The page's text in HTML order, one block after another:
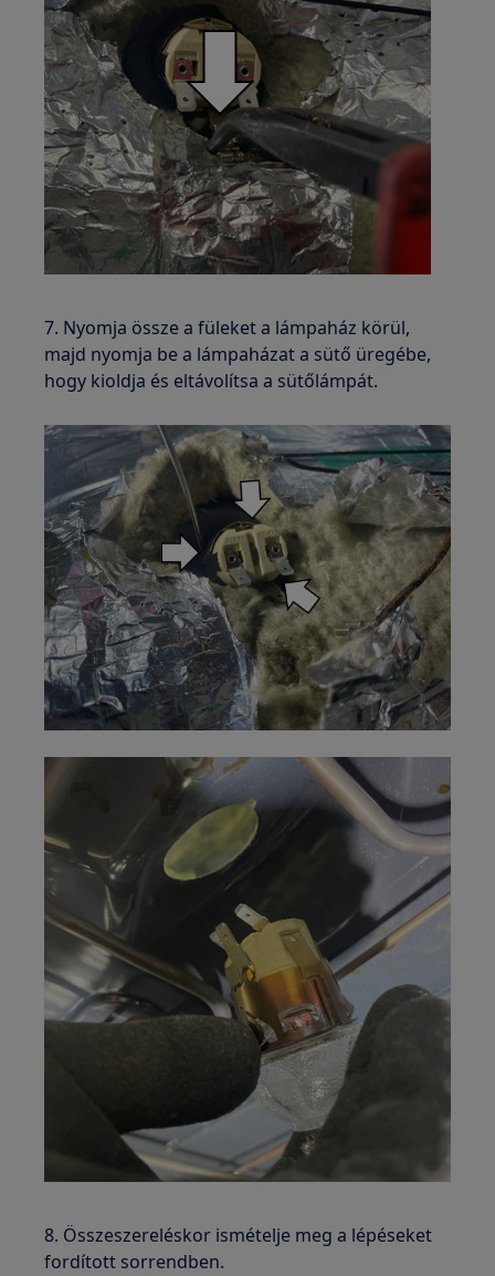
7. Nyomja össze a füleket a lámpaház körül,
majd nyomja be a lámpaházat a sütő üregébe,
hogy kioldja és eltávolítsa a sütőlámpát.
8. Összeszereléskor ismételje meg a lépéseket
fordított sorrendben.